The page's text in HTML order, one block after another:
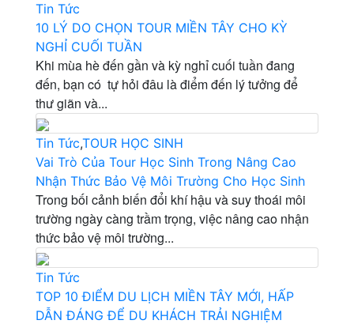
Tin Tức
10 LÝ DO CHỌN TOUR MIỀN TÂY CHO KỲ
NGHỈ CUỐI TUẦN
Khi mùa hè đến gần và kỳ nghỉ cuối tuần đang
đến, bạn có tự hỏi đâu là điểm đến lý tưởng để
thư giãn và...
Tin Tức,TOUR HỌC SINH
Vai Trò Của Tour Học Sinh Trong Nâng Cao
Nhận Thức Bảo Vệ Môi Trường Cho Học Sinh
Trong bối cảnh biến đổi khí hậu và suy thoái môi
trường ngày càng trầm trọng, việc nâng cao nhận
thức bảo vệ môi trường...
Tin Tức
TOP 10 ĐIỂM DU LỊCH MIỀN TÂY MỚI, HẤP
DẪN ĐÁNG ĐỂ DU KHÁCH TRẢI NGHIỆM